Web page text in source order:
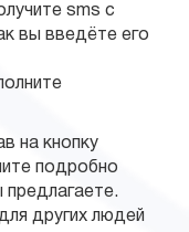
sms с
вы введёте его
на кнопку
подробно
других людей